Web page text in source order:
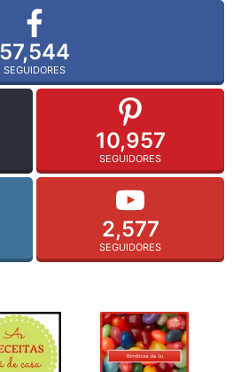
57,544
SEGUIDORES
10,957
SEGUIDORES
2,577
SEGUIDORES